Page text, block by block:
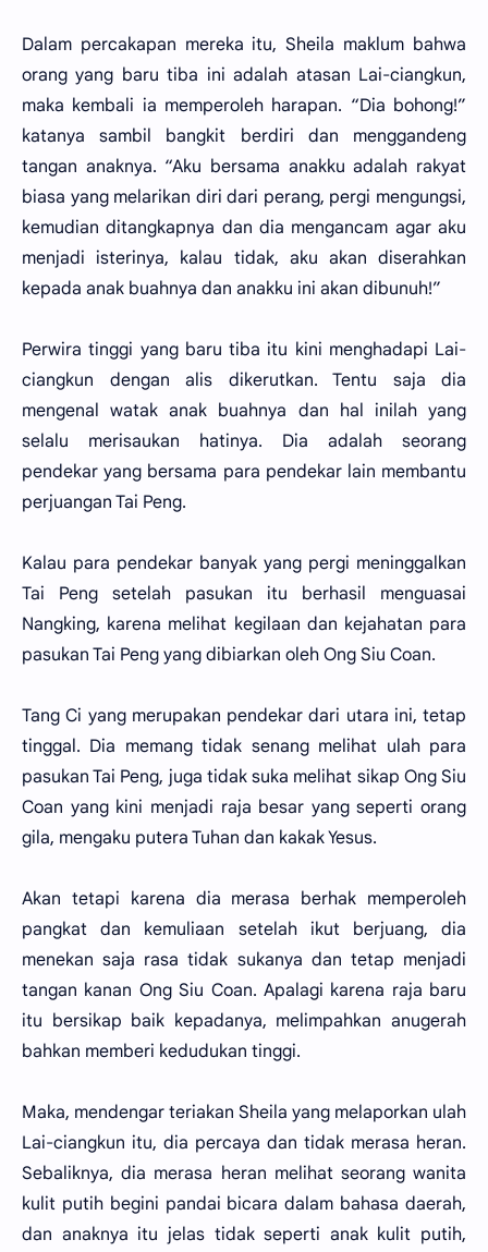
Dalam percakapan mereka itu, Sheila maklum bahwa
orang yang baru tiba ini adalah atasan Lai-ciangkun,
maka kembali ia memperoleh harapan. “Dia bohong!”
katanya sambil bangkit berdiri dan menggandeng
tangan anaknya. “Aku bersama anakku adalah rakyat
biasa yang melarikan diri dari perang, pergi mengungsi,
kemudian ditangkapnya dan dia mengancam agar aku
menjadi isterinya, kalau tidak, aku akan diserahkan
kepada anak buahnya dan anakku ini akan dibunuh!”
Perwira tinggi yang baru tiba itu kini menghadapi Lai-
ciangkun dengan alis dikerutkan. Tentu saja dia
mengenal watak anak buahnya dan hal inilah yang
selalu merisaukan hatinya. Dia adalah seorang
pendekar yang bersama para pendekar lain membantu
perjuangan Tai Peng.
Kalau para pendekar banyak yang pergi meninggalkan
Tai Peng setelah pasukan itu berhasil menguasai
Nangking, karena melihat kegilaan dan kejahatan para
pasukan Tai Peng yang dibiarkan oleh Ong Siu Coan.
Tang Ci yang merupakan pendekar dari utara ini, tetap
tinggal. Dia memang tidak senang melihat ulah para
pasukan Tai Peng, juga tidak suka melihat sikap Ong Siu
Coan yang kini menjadi raja besar yang seperti orang
gila, mengaku putera Tuhan dan kakak Yesus.
Akan tetapi karena dia merasa berhak memperoleh
pangkat dan kemuliaan setelah ikut berjuang, dia
menekan saja rasa tidak sukanya dan tetap menjadi
tangan kanan Ong Siu Coan. Apalagi karena raja baru
itu bersikap baik kepadanya, melimpahkan anugerah
bahkan memberi kedudukan tinggi.
Maka, mendengar teriakan Sheila yang melaporkan ulah
Lai-ciangkun itu, dia percaya dan tidak merasa heran.
Sebaliknya, dia merasa heran melihat seorang wanita
kulit putih begini pandai bicara dalam bahasa daerah,
dan anaknya itu jelas tidak seperti anak kulit putih,